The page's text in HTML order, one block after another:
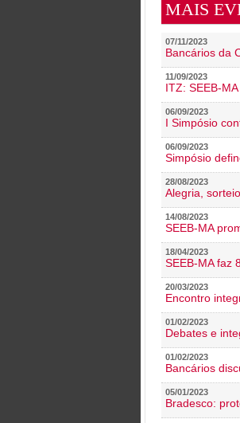
MAIS
07/11/2023
Bancários da
11/09/2023
ITZ: SEEB-
06/09/2023
I Simpósio
06/09/2023
Simpósio
28/08/2023
Alegria,
14/08/2023
SEEB-MA
18/04/2023
SEEB-MA faz
20/03/2023
Encontro
01/02/2023
Debates e
01/02/2023
Bancários
05/01/2023
Bradesco: